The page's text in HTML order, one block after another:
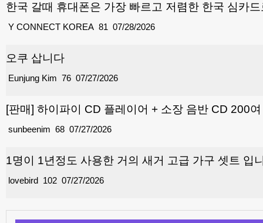
한국 갈때 휴대폰은 가장 빠르고 저렴한 한국 심카
81
Y CONNECT KOREA 07/28/2026
오쿠 삽니다
76
Eunjung Kim 07/27/2026
[판매] 하이파이 CD 플레이어 + 소장 음반 CD 200
68
sunbeenim 07/27/2026
1명이 1년정도 사용한 거의 새거 고급 가구 셋트 입
102
lovebird 07/27/2026